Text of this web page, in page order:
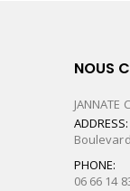
NOUS
JANNATE
ADDRESS:
PHONE:
06 66 14